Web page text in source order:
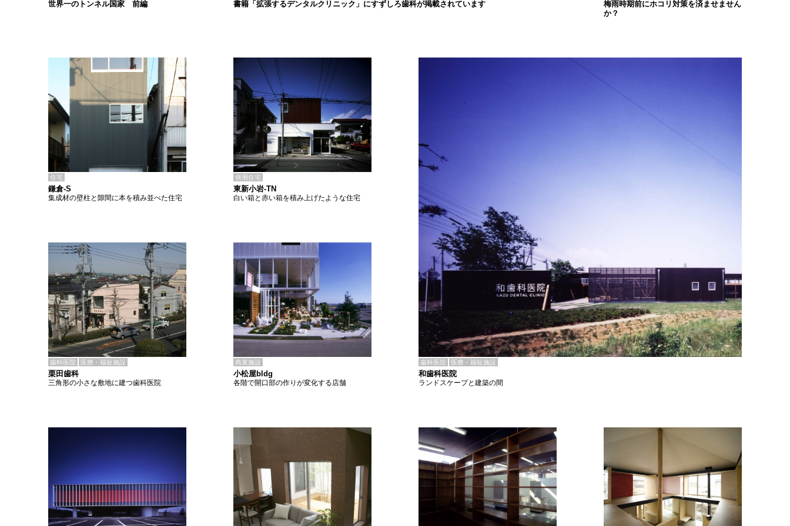
書籍「拡張するデンタルクリニック」にすずしろ歯科が掲載されています
世界一のトンネル国家 前編
梅雨時期前にホコリ対策を済ませません
か？
住宅
鎌倉-S
集成材の壁柱と隙間に本を積み並べた住宅
併用住宅
東新小岩-TN
白い箱と赤い箱を積み上げたような住宅
歯科医院 医療・福祉施設
栗田歯科
三角形の小さな敷地に建つ歯科医院
商業施設
小松屋bldg
各階で開口部の作りが変化する店舗
歯科医院 医療・福祉施設
和歯科医院
ランドスケープと建築の間